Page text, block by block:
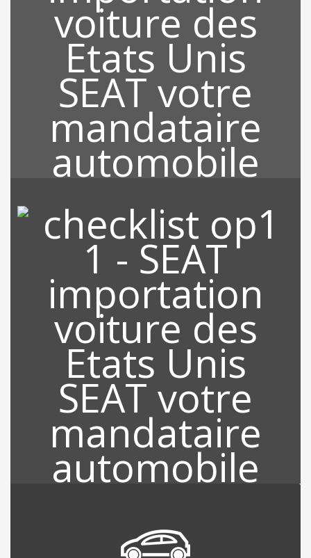
RECHERCHE DE VOTRE
VEHICULE
Grace à notre location qui est Miami, nous sommes au cœur des
Etats Unis et tous les partenaires, revendeurs sont à proximités
de nos bureaux ce qui nous permet de rechercher sur l’ensemble
des Etats Unis le véhicule de votre choix sur le marché de
l’occasion.
INSPECTION VEHICULE USA